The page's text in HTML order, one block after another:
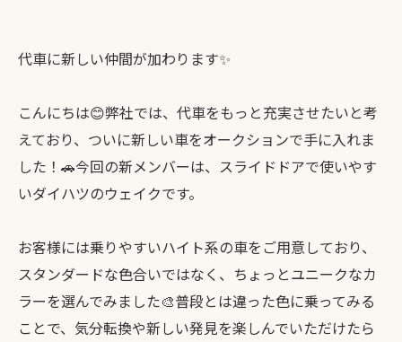
代車に新しい仲間が加わります✨
こんにちは😊弊社では、代車をもっと充実させたいと考
えており、ついに新しい車をオークションで手に入れま
した！🚗今回の新メンバーは、スライドドアで使いやす
いダイハツのウェイクです。
お客様には乗りやすいハイト系の車をご用意しており、
スタンダードな色合いではなく、ちょっとユニークなカ
ラーを選んでみました🎨普段とは違った色に乗ってみる
ことで、気分転換や新しい発見を楽しんでいただけたら